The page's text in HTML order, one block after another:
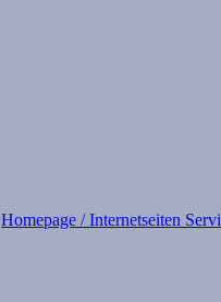
Homepage / Internetseiten